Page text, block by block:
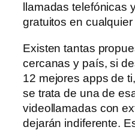
llamadas telefónicas
gratuitos en
Existen tantas
cercanas y país, si
12 mejores apps de
se trata de una de
videollamadas con
dejarán indiferente.